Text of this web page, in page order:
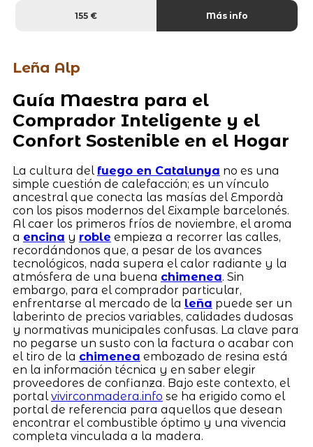
155 € Más info
Leña Alp
Guía Maestra para el
Comprador Inteligente y el
Confort Sostenible en el Hogar
La cultura del fuego en Catalunya no es una
simple cuestión de calefacción; es un vínculo
ancestral que conecta las masías del Empordà
con los pisos modernos del Eixample barcelonés.
Al caer los primeros fríos de noviembre, el aroma
a encina y roble empieza a recorrer las calles,
recordándonos que, a pesar de los avances
tecnológicos, nada supera el calor radiante y la
atmósfera de una buena chimenea. Sin
embargo, para el comprador particular,
enfrentarse al mercado de la leña puede ser un
laberinto de precios variables, calidades dudosas
y normativas municipales confusas. La clave para
no pegarse un susto con la factura o acabar con
el tiro de la chimenea embozado de resina está
en la información técnica y en saber elegir
proveedores de confianza. Bajo este contexto, el
portalvivirconmadera.info se ha erigido como el
portal de referencia para aquellos que desean
encontrar el combustible óptimo y una vivencia
completa vinculada a la madera.